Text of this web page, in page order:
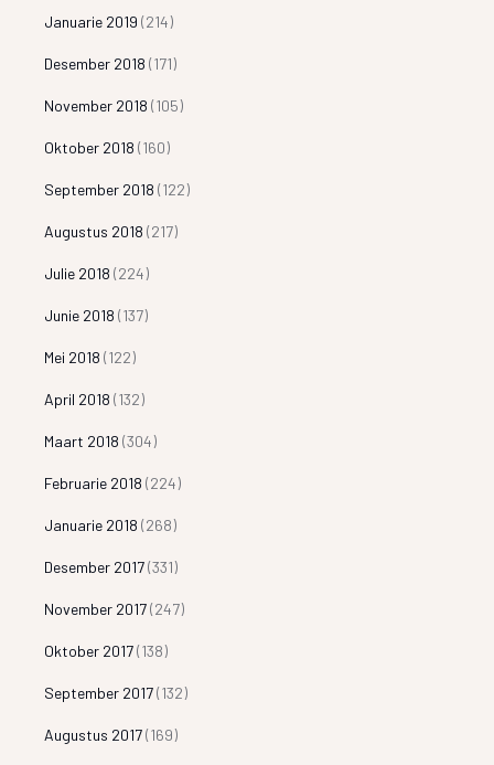
Januarie 2019 (214)
Desember 2018 (171)
November 2018 (105)
Oktober 2018 (160)
September 2018 (122)
Augustus 2018 (217)
Julie 2018 (224)
Junie 2018 (137)
Mei 2018 (122)
April 2018 (132)
Maart 2018 (304)
Februarie 2018 (224)
Januarie 2018 (268)
Desember 2017(331)
November 2017(247)
Oktober 2017(138)
September 2017(132)
Augustus 2017(169)